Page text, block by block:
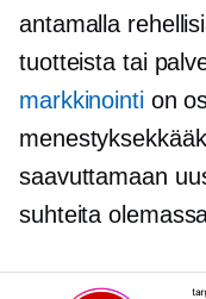
antamalla
tuotteista tai
markkinointion
saavuttamaan
suhteita